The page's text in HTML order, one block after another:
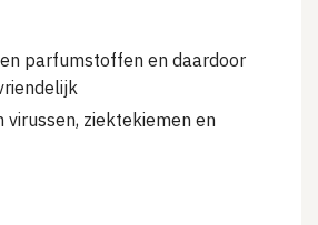
parfumstoffen en daardoor
ziektekiemen en